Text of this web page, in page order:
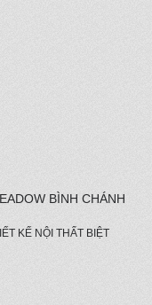
BÌNH CHÁNH
KẾ NỘI THẤT BIỆT